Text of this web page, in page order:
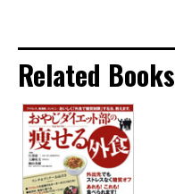
Related Books